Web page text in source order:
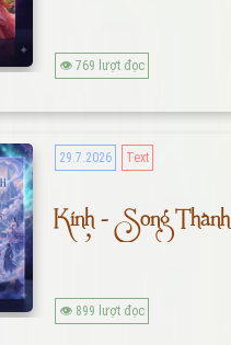
👁 769 lượt đọc
29.7.2026 Text
Kính - Song Thành
👁 899 lượt đọc